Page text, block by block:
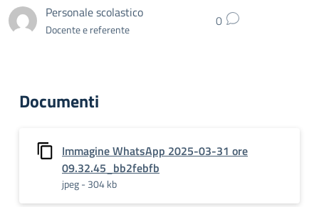
Personale scolastico
Docente e referente 0
Documenti
Immagine WhatsApp 2025-03-31 ore
09.32.45_bb2febfb
jpeg - 304 kb